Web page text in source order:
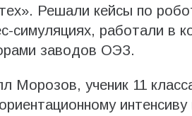
Решали кейсы по
симуляциях, работали в
заводов ОЭЗ.
Морозов, ученик 11